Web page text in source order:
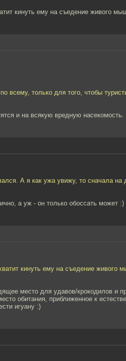
кинуть ему на съедение живого
всему, только для того, чтобы
и на всякую вредную насекомость.
А я как ужа увижу, то сначала на
а уж - он только обоссать может :)
кинуть ему на съедение живого
место для удавов/крокодилов и
обитания, приближенное к
игуану :)